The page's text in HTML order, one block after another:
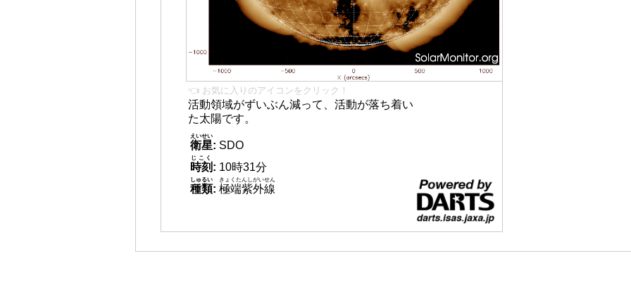
👈 お気に入りのアイコンをクリック！
活動領域がずいぶん減って、活動が落ち着い
た太陽です。
衛星
えいせい
: SDO
時刻
じこく
: 10時31分
種類
しゅるい
: 極端紫外線
きょくたんしがいせん